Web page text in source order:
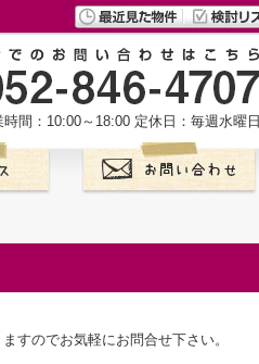
時間：10:00～18:00 定休日：毎週水曜日
すのでお気軽にお問合せ下さい。